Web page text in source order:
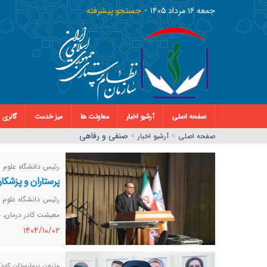
جمعه ١٦ مرداد ١٤٠٥ جستجو پیشرفته
صفحه اصلی آرشیو اخبار معاونت ها میز خدمت گالری
صفحه اصلي > آرشیو اخبار > صنفی و رفاهی
رئیس دانشگاه علوم
پرستاران و
رئیس دانشگاه
معیشت کادر درمان،
١٤٠٤/١٠/٠٢